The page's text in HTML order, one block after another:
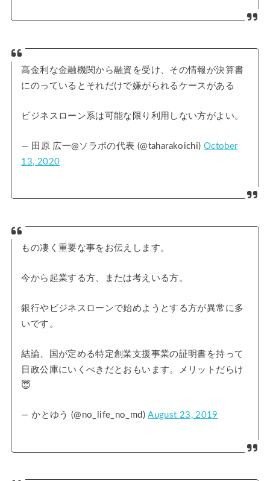
高金利な金融機関から融資を受け、その情報が決算書
にのっているとそれだけで嫌がられるケースがある
ビジネスローン系は可能な限り利用しない方がよい。
— 田原 広一@ソラボの代表 (@taharakoichi) October
13, 2020
もの凄く重要な事をお伝えします。
今から起業する方、または考えいる方。
銀行やビジネスローンで始めようとする方が異常に多
いです。
結論、国が定める特定創業支援事業の証明書を持って
日政公庫にいくべきだとおもいます。メリットだらけ
😇
— かとゆう (@no_life_no_md)August 23, 2019